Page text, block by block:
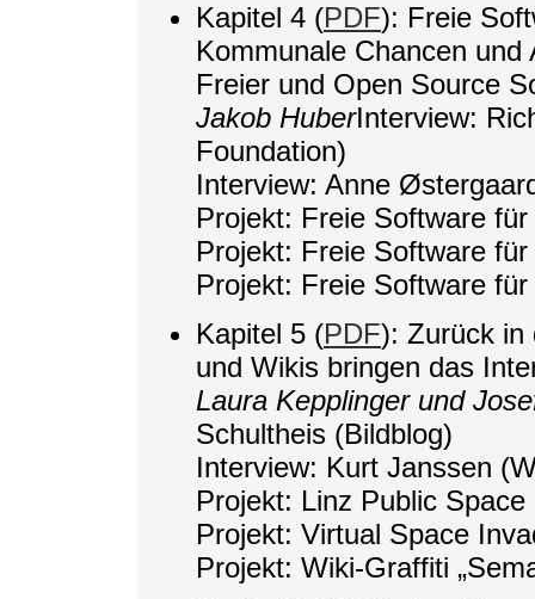
Kapitel 4 (PDF): Freie
Kommunale Chancen
Freier und Open Source
Jakob HuberInterview:
Foundation)
Interview: Anne
Projekt: Freie Software für
Projekt: Freie Software für
Projekt: Freie Software
Kapitel 5 (PDF): Zurück in
und Wikis bringen das
Laura Kepplinger und
Schultheis (Bildblog)
Interview: Kurt Janssen
Projekt: Linz Public Space
Projekt: Virtual Space
Projekt: Wiki-Graffiti